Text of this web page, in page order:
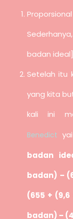
badan
Setelah itu
yang kita
kali ini
Benedict
badan
badan) –
(655 +
badan) –